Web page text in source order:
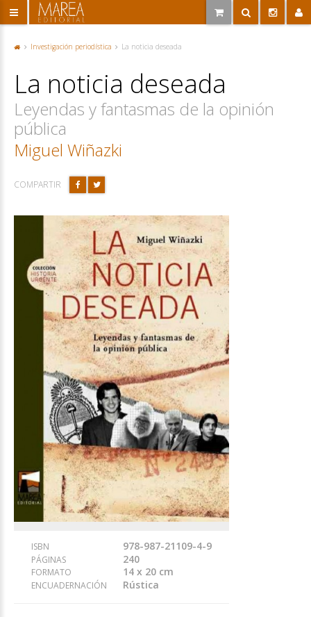
ta
a
Investigación periodística La noticia deseada
La noticia deseada
Leyendas y fantasmas de la opinión
pública
Miguel Wiñazki
COMPARTIR
ISBN 978-987-21109-4-9
PÁGINAS 240
FORMATO 14 x 20 cm
ENCUADERNACIÓN Rústica